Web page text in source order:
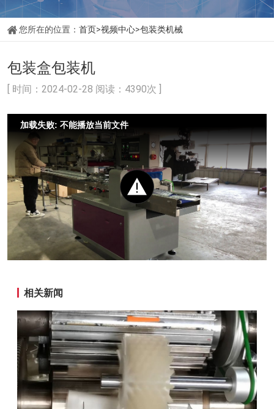
您所在的位置： 首页>视频中心>包装类机械
包装盒包装机
[ 时间：2024-02-28 阅读：4390次 ]
加载失败: 不能播放当前文件
相关新闻